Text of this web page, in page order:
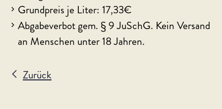
Grundpreis je Liter: 17,33€
Abgabeverbot gem. § 9 JuSchG. Kein Versand
an Menschen unter 18 Jahren.
Zurück